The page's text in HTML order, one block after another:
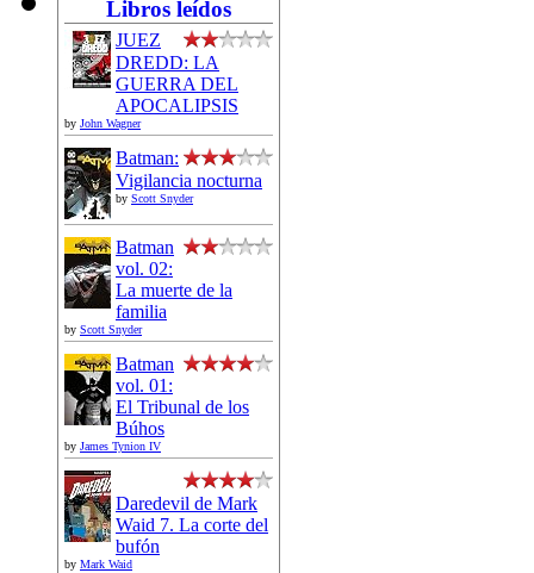
Libros leídos
JUEZ
DREDD: LA
GUERRA DEL
APOCALIPSIS
by John Wagner
Batman:
Vigilancia nocturna
by Scott Snyder
Batman
vol. 02:
La muerte de la
familia
by Scott Snyder
Batman
vol. 01:
El Tribunal de los
Búhos
by James Tynion IV
Daredevil de Mark
Waid 7. La corte del
bufón
by Mark Waid